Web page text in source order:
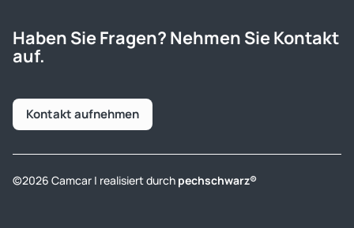
Haben Sie Fragen? Nehmen Sie Kontakt
auf.
Kontakt aufnehmen
©2026 Camcar | realisiert durch pechschwarz®